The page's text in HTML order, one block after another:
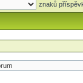
znaků